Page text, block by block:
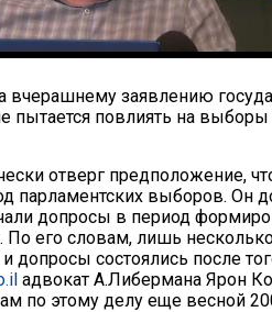
вчерашнему заявлению
пытается повлиять на
отверг предположение,
парламентских выборов. Он
допросы в период
его словам, лишь
состоялись после
адвокат А.Либермана Ярон
по этому делу еще весной